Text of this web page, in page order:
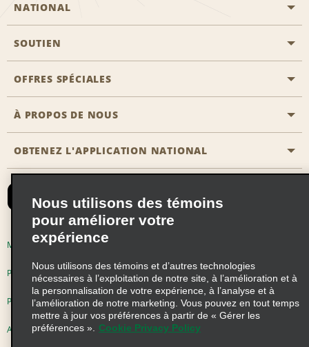
NATIONAL
Aviation générale
Emplacements Emerald Aisle
Agents de voyage
Réserver un véhicule pour quelqu'un d'autre
Emerald Club se connecter
Emerald Club S'inscrire
Emerald Club Avantages
Emerald Club Services
SOUTIEN
Clients ayant un handicap
Nous contacter
FAQ
OFFRES SPÉCIALES
Toutes les offres
Abonnement aux courriels
À PROPOS DE NOUS
Histoire de l’entreprise
Nouvelles et histoires
Responsabilité sociale
Occasions de franchise mondiales
Perspectives de carrière
OBTENEZ L'APPLICATION NATIONAL
Modalités d'utilisation
Politique sur les fichiers témoins
Pluriannuel d'accessibilité Choix de confidentialité
AdChoices
Nous utilisons des témoins
pour améliorer votre
expérience
Nous utilisons des témoins et d’autres technologies
nécessaires à l’exploitation de notre site, à l’amélioration et à
la personnalisation de votre expérience, à l’analyse et à
l’amélioration de notre marketing. Vous pouvez en tout temps
mettre à jour vos préférences à partir de « Gérer les
préférences ».
Cookie Privacy Policy